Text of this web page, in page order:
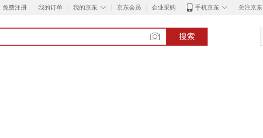
免费注册 我的订单 ◇
我的京东 京东会员 企业采购 ◇
手机京东 关注京东
搜索